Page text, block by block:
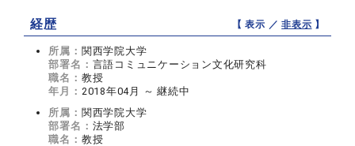
経歴 【 表示 ／非表示 】
所属： 関西学院大学
部署名： 言語コミュニケーション文化研究科
職名： 教授
年月： 2018年04月 ～ 継続中
所属： 関西学院大学
部署名： 法学部
職名： 教授